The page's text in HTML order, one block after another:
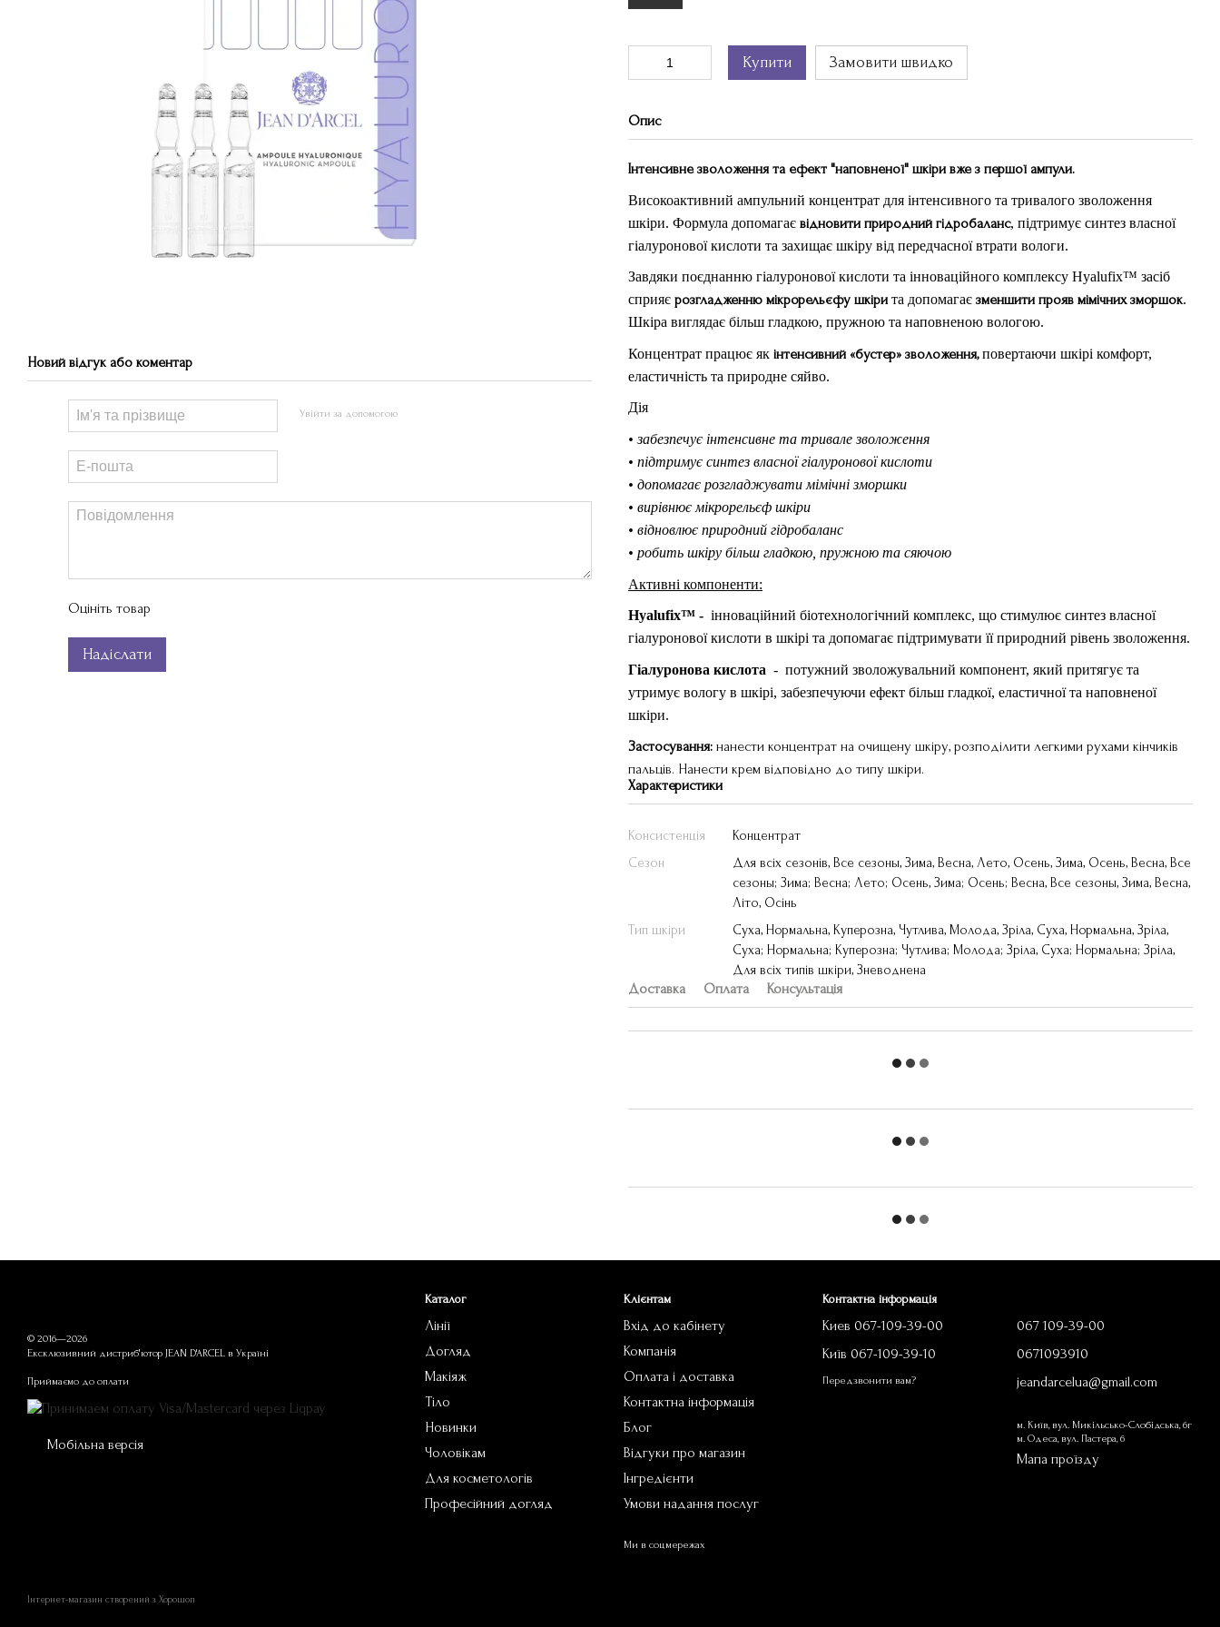
Новий відгук або коментар
Увійти за допомогою
Оцініть товар
Надіслати
Купити Замовити швидко
Опис
Інтенсивне зволоження та ефект "наповненої" шкіри вже з першої ампули.
Високоактивний ампульний концентрат для інтенсивного та тривалого зволоження
шкіри. Формула допомагає відновити природний гідробаланс, підтримує синтез власної
гіалуронової кислоти та захищає шкіру від передчасної втрати вологи.
Завдяки поєднанню гіалуронової кислоти та інноваційного комплексу Hyalufix™ засіб
сприяє розгладженню мікрорельєфу шкіри та допомагає зменшити прояв мімічних зморшок.
Шкіра виглядає більш гладкою, пружною та наповненою вологою.
Концентрат працює як інтенсивний «бустер» зволоження,повертаючи шкірі комфорт,
еластичність та природне сяйво.
Дія
• забезпечує інтенсивне та тривале зволоження
• підтримує синтез власної гіалуронової кислоти
• допомагає розгладжувати мімічні зморшки
• вирівнює мікрорельєф шкіри
• відновлює природний гідробаланс
• робить шкіру більш гладкою, пружною та сяючою
Активні компоненти:
Hyalufix™ - інноваційний біотехнологічний комплекс, що стимулює синтез власної
гіалуронової кислоти в шкірі та допомагає підтримувати її природний рівень зволоження.
Гіалуронова кислота - потужний зволожувальний компонент, який притягує та
утримує вологу в шкірі, забезпечуючи ефект більш гладкої, еластичної та наповненої
шкіри.
Застосування: нанести концентрат на очищену шкіру, розподілити легкими рухами кінчиків
пальців. Нанести крем відповідно до типу шкіри.
Характеристики
Консистенція
Концентрат
Сезон
Для всіх сезонів, Все сезоны, Зима, Весна, Лето, Осень, Зима, Осень, Весна, Все
сезоны; Зима; Весна; Лето; Осень, Зима; Осень; Весна, Все сезоны, Зима, Весна,
Літо, Осінь
Тип шкіри
Суха, Нормальна, Куперозна, Чутлива, Молода, Зріла, Суха, Нормальна, Зріла,
Суха; Нормальна; Куперозна; Чутлива; Молода; Зріла, Суха; Нормальна; Зріла,
Для всіх типів шкіри, Зневоднена
Доставка Оплата Консультація
© 2016—2026
Ексклюзивний дистриб'ютор JEAN D'ARCEL в Україні
Приймаємо до оплати
Мобільна версія
Інтернет-магазин створений з Хорошоп
Каталог
Лінії
Догляд
Макіяж
Тіло
Новинки
Чоловікам
Для косметологів
Професійний догляд
Клієнтам
Вхід до кабінету
Компанія
Оплата і доставка
Контактна інформація
Блог
Відгуки про магазин
Інгредієнти
Умови надання послуг
Ми в соцмережах
Контактна інформація
Киев 067-109-39-00
Київ 067-109-39-10
Передзвонити вам?
067 109-39-00
0671093910
jeandarcelua@gmail.com
м. Київ, вул. Микільсько-Слобідська, 6г
м. Одеса, вул. Пастера, 6
Мапа проїзду